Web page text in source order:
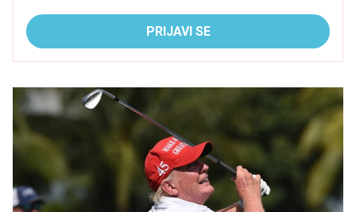
PRIJAVI SE